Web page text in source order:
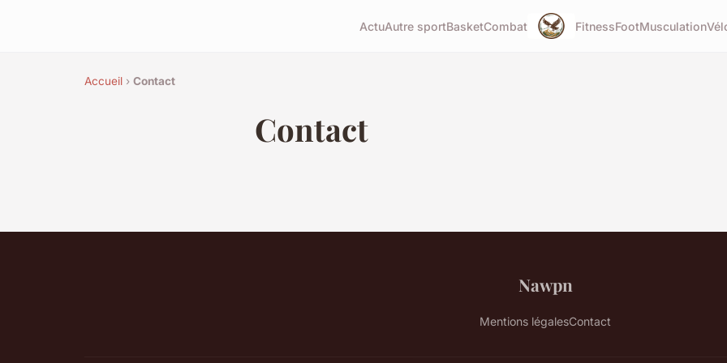
ActuAutre sportBasketCombat FitnessFootMusculation
Accueil › Contact
Contact
Nawpn
Mentions légalesContact